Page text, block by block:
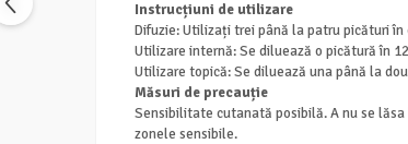
Instrucțiuni de utilizare
Difuzie: Utilizați trei până la patru picături
Utilizare internă: Se diluează o picătură în
Utilizare topică: Se diluează una până la
Măsuri de precauție
Sensibilitate cutanată posibilă. A nu se
zonele sensibile.